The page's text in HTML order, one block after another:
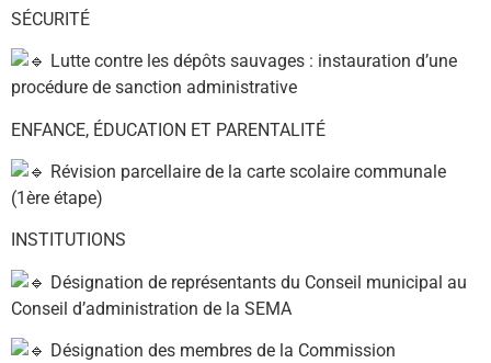
SÉCURITÉ
Lutte contre les dépôts sauvages : instauration d’une
procédure de sanction administrative
ENFANCE, ÉDUCATION ET PARENTALITÉ
Révision parcellaire de la carte scolaire communale
(1ère étape)
INSTITUTIONS
Désignation de représentants du Conseil municipal au
Conseil d’administration de la SEMA
Désignation des membres de la Commission